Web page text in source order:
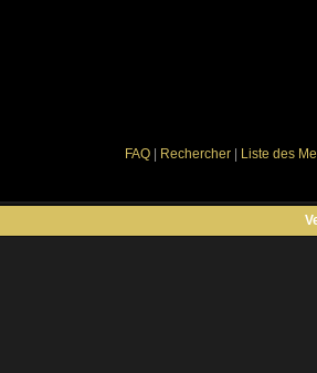
FAQ Rechercher Liste des